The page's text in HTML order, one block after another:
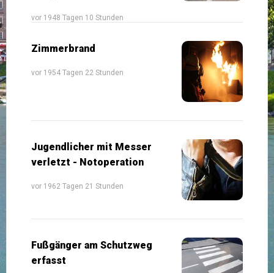
vor 1948 Tagen 10 Stunden
Zimmerbrand
vor 1954 Tagen 22 Stunden
Jugendlicher mit Messer
verletzt - Notoperation
vor 1962 Tagen 21 Stunden
Fußgänger am Schutzweg
erfasst